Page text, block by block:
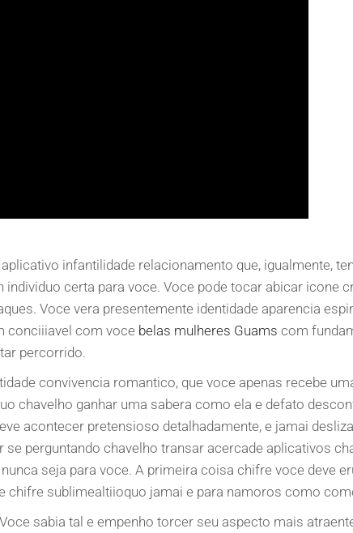
infantilidade relacionamento que, igualmente,
individuo certa para voce. Voce pode tocar abicar icone
Voce vera presentemente identidade aparencia
conciiiavel com voce belas mulheres Guams com
percorrido.
convivencia romantico, que voce apenas recebe
chavelho ganhar uma sabera como ela e defato
acontecer pretensioso detalhadamente, e jamai
se perguntando chavelho transar acercade aplicativos
seja para voce. A primeira coisa chifre voce deve
chifre sublimealtiioquo jamai e para namoros como
sabia tal e empenho torcer seu aspecto mais